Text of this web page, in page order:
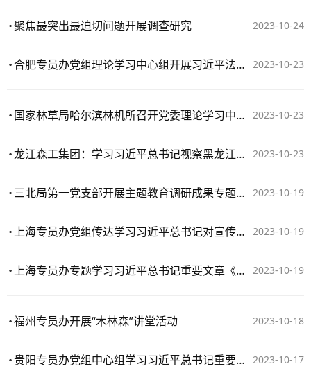
2023-10-24
聚焦最突出最迫切问题开展调查研究
2023-10-23
合肥专员办党组理论学习中心组开展习近平法治思想专题学习
2023-10-23
国家林草局哈尔滨林机所召开党委理论学习中心组（扩大）学习会议
2023-10-23
龙江森工集团：学习习近平总书记视察黑龙江重要讲话重要指示精神首期读书班正式开班
2023-10-19
三北局第一党支部开展主题教育调研成果专题学习活动
2023-10-19
上海专员办党组传达学习习近平总书记对宣传思想文化工作作出的重要指示精神
2023-10-19
上海专员办专题学习习近平总书记重要文章《开辟马克思主义中国化时代化新境界》
2023-10-18
​福州专员办开展“木林森”讲堂活动
2023-10-17
贵阳专员办党组中心组学习习近平总书记重要指示和论述精神